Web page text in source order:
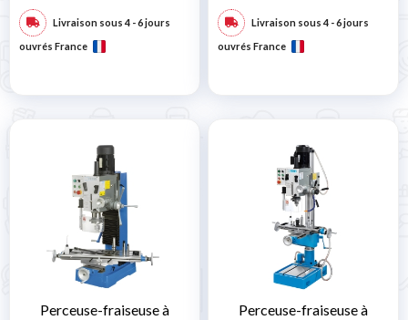
Livraison sous 4 - 6 jours
ouvrés France
Livraison sous 4 - 6 jours
ouvrés France
Perceuse-fraiseuse à
Perceuse-fraiseuse à